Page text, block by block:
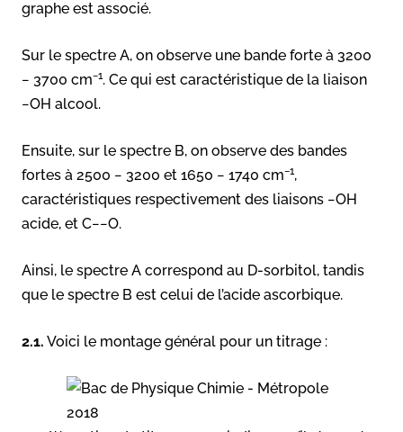
graphe est associé.
Sur le spectre A, on observe une bande forte à 3200
− 3700 cm−1. Ce qui est caractéristique de la liaison
−OH alcool.
Ensuite, sur le spectre B, on observe des bandes
fortes à 2500 − 3200 et 1650 − 1740 cm−1,
caractéristiques respectivement des liaisons −OH
acide, et C−−O.
Ainsi, le spectre A correspond au D-sorbitol, tandis
que le spectre B est celui de l’acide ascorbique.
2.1. Voici le montage général pour un titrage :